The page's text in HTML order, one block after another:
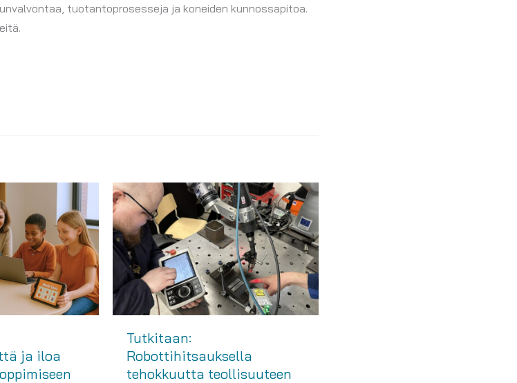
tuotantoprosesseja ja koneiden kunnossapitoa.
ja iloa
Tutkitaan:
Robottihitsauksella
tehokkuutta teollisuuteen